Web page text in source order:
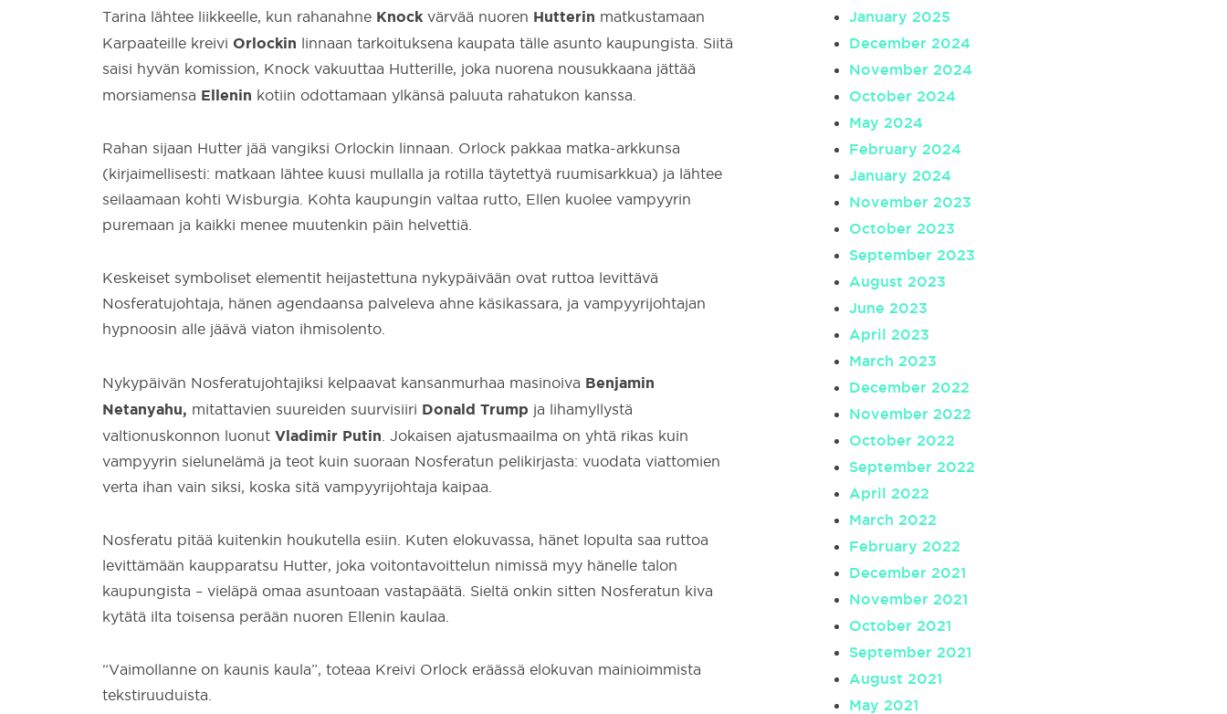
Tarina lähtee liikkeelle, kun rahanahne Knock värvää nuoren Hutterin matkustamaan
Karpaateille kreivi Orlockin linnaan tarkoituksena kaupata tälle asunto kaupungista. Siitä
saisi hyvän komission, Knock vakuuttaa Hutterille, joka nuorena nousukkaana jättää
morsiamensa Ellenin kotiin odottamaan ylkänsä paluuta rahatukon kanssa.
Rahan sijaan Hutter jää vangiksi Orlockin linnaan. Orlock pakkaa matka-arkkunsa
(kirjaimellisesti: matkaan lähtee kuusi mullalla ja rotilla täytettyä ruumisarkkua) ja lähtee
seilaamaan kohti Wisburgia. Kohta kaupungin valtaa rutto, Ellen kuolee vampyyrin
puremaan ja kaikki menee muutenkin päin helvettiä.
Keskeiset symboliset elementit heijastettuna nykypäivään ovat ruttoa levittävä
Nosferatujohtaja, hänen agendaansa palveleva ahne käsikassara, ja vampyyrijohtajan
hypnoosin alle jäävä viaton ihmisolento.
Nykypäivän Nosferatujohtajiksi kelpaavat kansanmurhaa masinoiva Benjamin
Netanyahu, mitattavien suureiden suurvisiiri Donald Trump ja lihamyllystä
valtionuskonnon luonut Vladimir Putin . Jokaisen ajatusmaailma on yhtä rikas kuin
vampyyrin sielunelämä ja teot kuin suoraan Nosferatun pelikirjasta: vuodata viattomien
verta ihan vain siksi, koska sitä vampyyrijohtaja kaipaa.
Nosferatu pitää kuitenkin houkutella esiin. Kuten elokuvassa, hänet lopulta saa ruttoa
levittämään kaupparatsu Hutter, joka voitontavoittelun nimissä myy hänelle talon
kaupungista – vieläpä omaa asuntoaan vastapäätä. Sieltä onkin sitten Nosferatun kiva
kytätä ilta toisensa perään nuoren Ellenin kaulaa.
“Vaimollanne on kaunis kaula”, toteaa Kreivi Orlock eräässä elokuvan mainioimmista
tekstiruuduista.
January 2025
December 2024
November 2024
October 2024
May 2024
February 2024
January 2024
November 2023
October 2023
September 2023
August 2023
June 2023
April 2023
March 2023
December 2022
November 2022
October 2022
September 2022
April 2022
March 2022
February 2022
December 2021
November 2021
October 2021
September 2021
August 2021
May 2021